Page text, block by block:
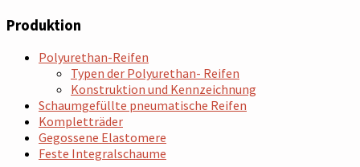
Produktion
Polyurethan-Reifen
Typen der Polyurethan- Reifen
Konstruktion und Kennzeichnung
Schaumgefüllte pneumatische Reifen
Kompletträder
Gegossene Elastomere
Feste Integralschaume